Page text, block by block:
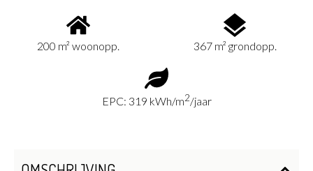
200 m² woonopp. 367 m² grondopp.
EPC: 319 kWh/m2/jaar